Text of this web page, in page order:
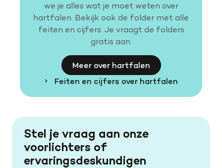
we je alles wat je moet weten over
hartfalen. Bekijk ook de folder met alle
feiten en cijfers. Je vraagt de folders
gratis aan.
Meer over hartfalen
Feiten en cijfers over hartfalen
Stel je vraag aan onze
voorlichters of
ervaringsdeskundigen